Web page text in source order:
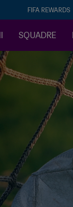
FIFA REWARDS
SQUADRE